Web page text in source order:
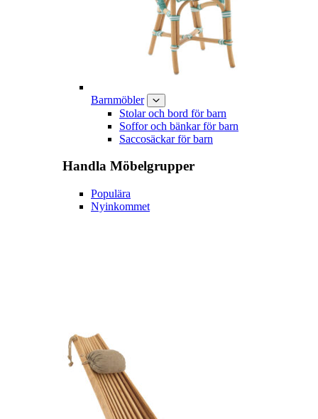
Barnmöbler
Stolar och bord för barn
Soffor och bänkar för barn
Saccosäckar för barn
Handla Möbelgrupper
Populära
Nyinkommet